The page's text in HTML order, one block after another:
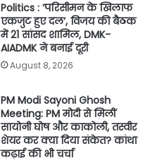
Politics : ‘परिसीमन के खिलाफ
एकजुट हुए दल’, विजय की बैठक
में 21 सांसद शामिल, DMK-
AIADMK ने बनाई दूरी
August 8, 2026
PM Modi Sayoni Ghosh
Meeting: PM मोदी से मिलीं
सायोनी घोष और काकोली, तस्वीर
शेयर कर क्या दिया संकेत? कांथा
कढ़ाई की भी चर्चा